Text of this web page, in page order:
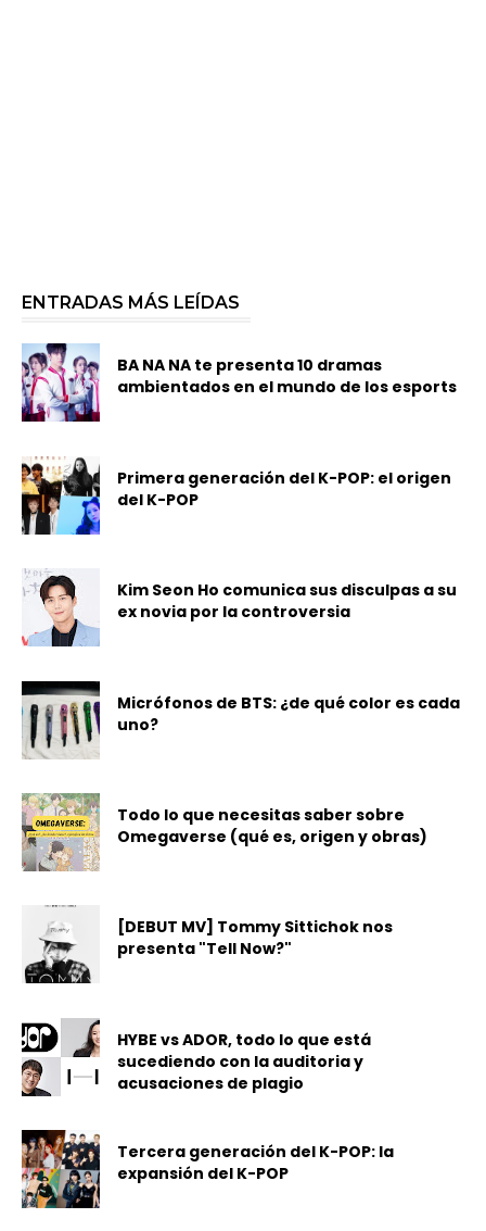
ENTRADAS MÁS LEÍDAS
BA NA NA te presenta 10 dramas
ambientados en el mundo de los esports
Primera generación del K-POP: el origen
del K-POP
Kim Seon Ho comunica sus disculpas a su
ex novia por la controversia
Micrófonos de BTS: ¿de qué color es cada
uno?
Todo lo que necesitas saber sobre
Omegaverse (qué es, origen y obras)
[DEBUT MV] Tommy Sittichok nos
presenta "Tell Now?"
HYBE vs ADOR, todo lo que está
sucediendo con la auditoria y
acusaciones de plagio
Tercera generación del K-POP: la
expansión del K-POP